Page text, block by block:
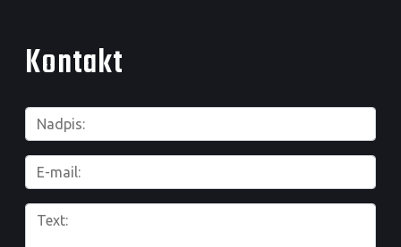
Kontakt